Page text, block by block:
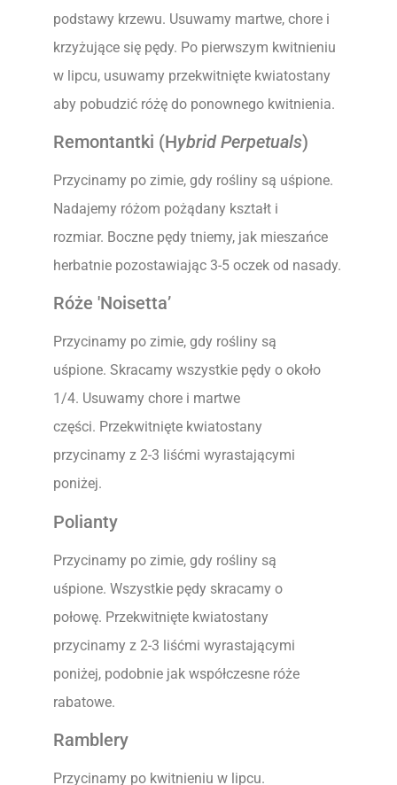
podstawy krzewu. Usuwamy martwe, chore i
krzyżujące się pędy. Po pierwszym kwitnieniu
w lipcu, usuwamy przekwitnięte kwiatostany
aby pobudzić różę do ponownego kwitnienia.
Remontantki (Hybrid Perpetuals)
Przycinamy po zimie, gdy rośliny są uśpione.
Nadajemy różom pożądany kształt i
rozmiar. Boczne pędy tniemy, jak mieszańce
herbatnie pozostawiając 3-5 oczek od nasady.
Róże 'Noisetta’
Przycinamy po zimie, gdy rośliny są
uśpione. Skracamy wszystkie pędy o około
1/4. Usuwamy chore i martwe
części. Przekwitnięte kwiatostany
przycinamy z 2-3 liśćmi wyrastającymi
poniżej.
Polianty
Przycinamy po zimie, gdy rośliny są
uśpione. Wszystkie pędy skracamy o
połowę. Przekwitnięte kwiatostany
przycinamy z 2-3 liśćmi wyrastającymi
poniżej, podobnie jak współczesne róże
rabatowe.
Ramblery
Przycinamy po kwitnieniu w lipcu.